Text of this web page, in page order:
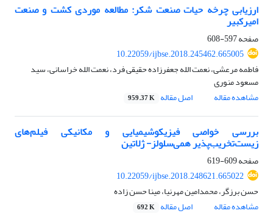
ارزیابی چرخه حیات صنعت شکر: مطالعه موردی کشت و صنعت
امیرکبیر
صفحه597-608
10.22059/ijbse.2018.245462.665005
فاطمه مرعشی، نعمت الله جعفرزاده حقیقی فرد، نعمت الله خراسانی، سید
مسعود منوری
مشاهده مقاله
اصل مقاله 959.37 K
بررسی خواصی فیزیکوشیمیایی و مکانیکی فیلم‌های
زیست‌تخریب‌پذیر همی‌سلولز- ژلاتین
صفحه609-619
10.22059/ijbse.2018.248621.665022
حسن برزگر، محمدامین مهرنیا، مینا حسن زاده
مشاهده مقاله
اصل مقاله 692 K